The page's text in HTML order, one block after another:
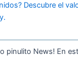
Descubre el
pinulito News! En